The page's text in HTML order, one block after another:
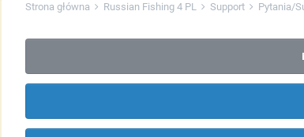
Strona główna Russian Fishing 4 PL Support Pytania/